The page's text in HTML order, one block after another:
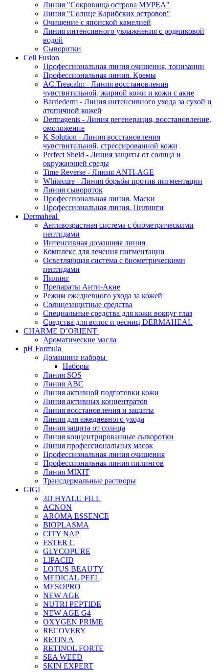
Линия "Сокровища острова МУРЕА"
Линия "Солнце Карибских островов"
Очищение с японской камелией
Линия интенсивного увлажнения с родниковой
водой
Сыворотки
Cell Fusion
Профессиональная линия очищения, тонизации
Профессиональная линия. Кремы
AC.Treacalm - Линия восстановления
чувствительной, жирной кожи и кожи с акне
Barriederm - Линия интенсивного ухода за сухой и
атопичной кожей
Dermagenis - Линия регенерация, восстановление,
омоложение
K Solution - Линия восстановления
чувствительной, стрессированной кожи
Perfect Sheld - Линия защиты от солнца и
окружающей среды
Time Reverse - Линия ANTI-AGE
Whitecure - Линия борьбы против пигментации
Линия сывороток
Профессиональная линия. Маски
Профессиональная линия. Пилинги
Dermaheal
Антивозрастная система с биометрическими
пептидами
Интенсивная домашняя линия
Комплекс для лечения пигментации
Осветляющая система с биометрическими
пептидами
Пилинг
Препараты Анти-Акне
Режим ежедневного ухода за кожей
Солнцезащитные средства
Специальные средства для кожи вокруг глаз
Средства для волос и ресниц DERMAHEAL
CHARME D’ORIENT
Ароматические масла
pH Formula
Домашние наборы
Наборы
Линия SOS
Линия АВС
Линия активной подготовки кожи
Линия активных концентратов
Линия восстановления и защиты
Линия для ежедневного ухода
Линия защита от солнца
Линия концентрированные сыворотки
Линия профессиональных масок
Профессиональная линия очищения
Профессиональная линия пилингов
Линия MIXIT
Трансдермальные растворы
GIGI
3D HYALU FILL
ACNON
AROMA ESSENCE
BIOPLASMA
CITY NAP
ESTER C
GLYCOPURE
LIPACID
LOTUS BEAUTY
MEDICAL PEEL
MESOPRO
NEW AGE
NUTRI PEPTIDE
NEW AGE G4
OXYGEN PRIME
RECOVERY
RETIN A
RETINOL FORTE
SEA WEED
SKIN EXPERT